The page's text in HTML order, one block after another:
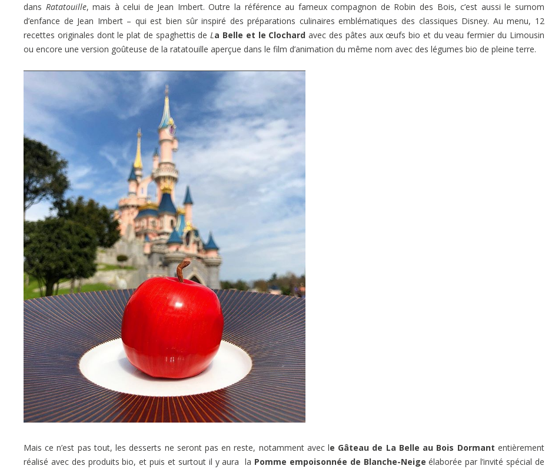
dans Ratatouille, mais à celui de Jean Imbert. Outre la référence au fameux compagnon de Robin des Bois, c’est aussi le surnom
d’enfance de Jean Imbert – qui est bien sûr inspiré des préparations culinaires emblématiques des classiques Disney. Au menu, 12
recettes originales dont le plat de spaghettis de L a Belle et le Clochard avec des pâtes aux œufs bio et du veau fermier du Limousin
ou encore une version goûteuse de la ratatouille aperçue dans le film d’animation du même nom avec des légumes bio de pleine terre.
Mais ce n’est pas tout, les desserts ne seront pas en reste, notamment avec le Gâteau de La Belle au Bois Dormant entièrement
réalisé avec des produits bio, et puis et surtout il y aura la Pomme empoisonnée de Blanche-Neige élaborée par l’invité spécial de